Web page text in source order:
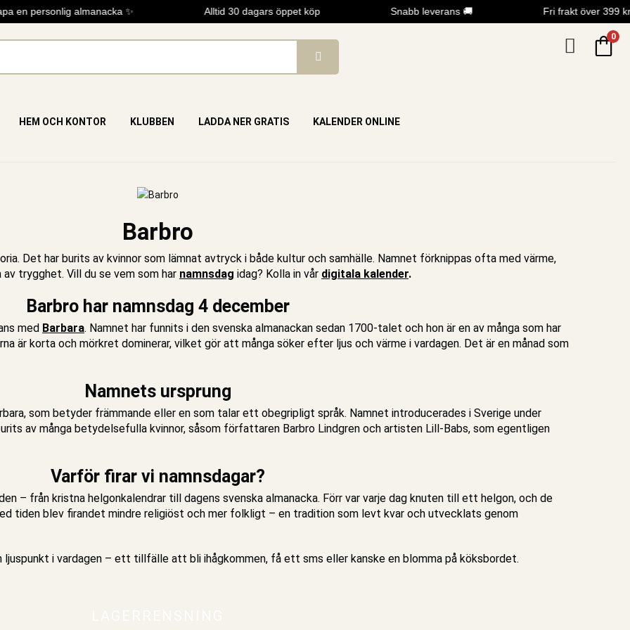
en personlig almanacka ✨ Alltid 30 dagars öppet köp Snabb leverans 🚚 Fri frakt över 399 kr
0
HEM OCH KONTOR KLUBBEN LADDA NER GRATIS KALENDER ONLINE
Barbro
Det har burits av kvinnor som lämnat avtryck i både kultur och samhälle. Namnet förknippas ofta med värme,
trygghet. Vill du se vem som har namnsdag idag? Kolla in vår digitala kalender.
Barbro har namnsdag 4 december
med Barbara. Namnet har funnits i den svenska almanackan sedan 1700-talet och hon är en av många som har
är korta och mörkret dominerar, vilket gör att många söker efter ljus och värme i vardagen. Det är en månad som
Namnets ursprung
som betyder främmande eller en som talar ett obegripligt språk. Namnet introducerades i Sverige under
av många betydelsefulla kvinnor, såsom författaren Barbro Lindgren och artisten Lill-Babs, som egentligen
Varför firar vi namnsdagar?
– från kristna helgonkalendrar till dagens svenska almanacka. Förr var varje dag knuten till ett helgon, och de
tiden blev firandet mindre religiöst och mer folkligt – en tradition som levt kvar och utvecklats genom
ljuspunkt i vardagen – ett tillfälle att bli ihågkommen, få ett sms eller kanske en blomma på köksbordet.